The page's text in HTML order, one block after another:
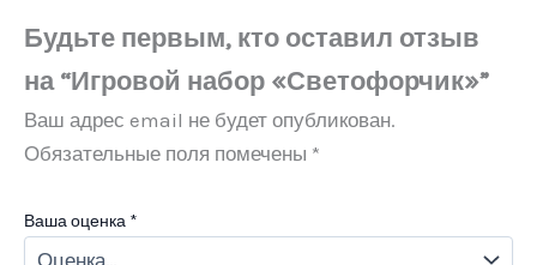
Будьте первым, кто оставил отзыв
на “Игровой набор «Светофорчик»”
Ваш адрес email не будет опубликован.
Обязательные поля помечены *
Ваша оценка *